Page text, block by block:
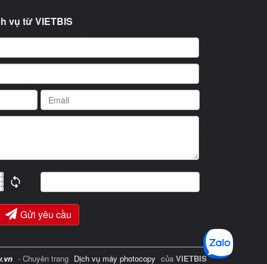
vụ từ VIETBIS
Gửi yêu cầu
- Chuyên trang Dịch vụ máy photocopy của VIETBIS